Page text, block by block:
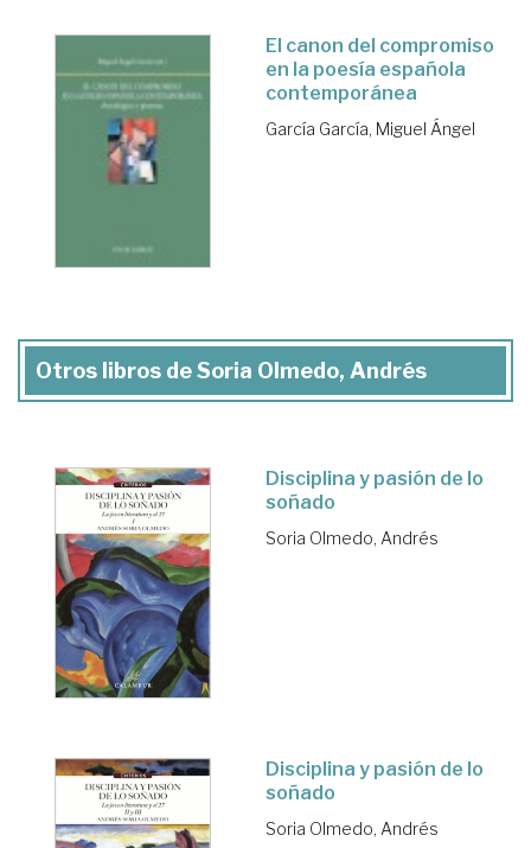
El canon del compromiso
en la poesía española
contemporánea
García García, Miguel Ángel
Otros libros de Soria Olmedo, Andrés
Disciplina y pasión de lo
soñado
Soria Olmedo, Andrés
Disciplina y pasión de lo
soñado
Soria Olmedo, Andrés